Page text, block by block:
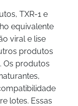
TXR-1 e
equivalente
viral e lise
produtos
Os produtos
lotes. Essas